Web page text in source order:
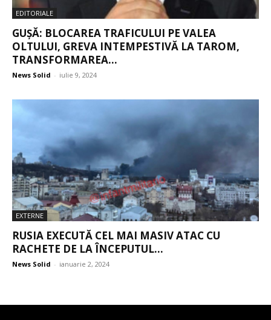
EDITORIALE
GUȘĂ: BLOCAREA TRAFICULUI PE VALEA
OLTULUI, GREVA INTEMPESTIVĂ LA TAROM,
TRANSFORMAREA...
News Solid - iulie 9, 2024
EXTERNE
RUSIA EXECUTĂ CEL MAI MASIV ATAC CU
RACHETE DE LA ÎNCEPUTUL...
News Solid - ianuarie 2, 2024